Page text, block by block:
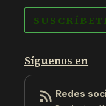
Síguenos en
Redes